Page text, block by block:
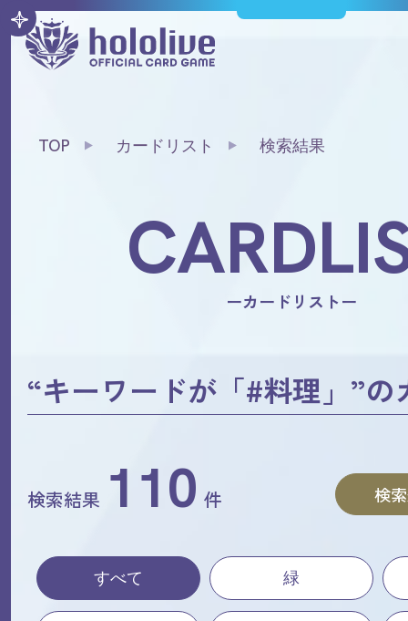
TOP カードリスト 検索結果
ーカードリストー
“キーワードが「#料理」”の
検索結果 110 件 検
すべて 緑